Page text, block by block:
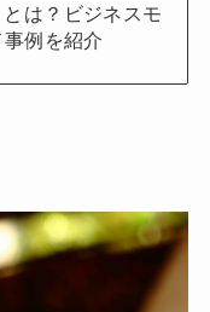
は？ビジネスモ
例を紹介